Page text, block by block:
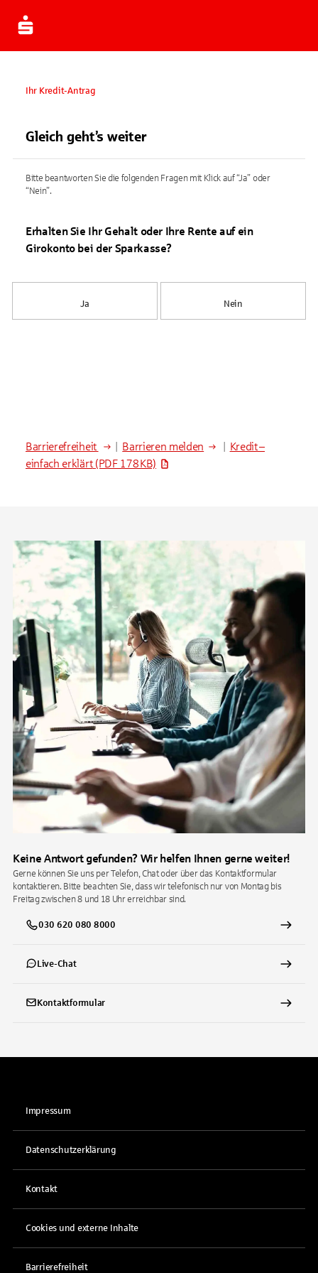
Ihr Kredit-Antrag
Gleich geht’s weiter
Bitte beantworten Sie die folgenden Fragen mit Klick auf “Ja” oder
“Nein”.
Erhalten Sie Ihr Gehalt oder Ihre Rente auf ein
Girokonto bei der Sparkasse?
Ja Nein
Barrierefreiheit Barrieren melden
Kredit –
einfach erklärt (PDF 178 KB)
Keine Antwort gefunden? Wir helfen Ihnen gerne weiter!
Gerne können Sie uns per Telefon, Chat oder über das Kontaktformular
kontaktieren. Bitte beachten Sie, dass wir telefonisch nur von Montag bis
Freitag zwischen 8 und 18 Uhr erreichbar sind.
030 620 080 8000
Live-Chat
Kontaktformular
Impressum
Datenschutzerklärung
Kontakt
Cookies und externe Inhalte
Barrierefreiheit